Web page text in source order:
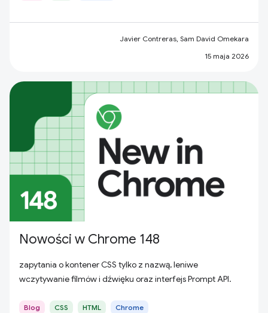
Javier Contreras, Sam David Omekara
15 maja 2026
Nowości w Chrome 148
zapytania o kontener CSS tylko z nazwą, leniwe
wczytywanie filmów i dźwięku oraz interfejs Prompt API.
Blog CSS HTML Chrome